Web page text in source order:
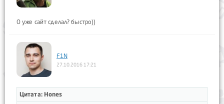
О уже сайт сделал? быстро))
F1N
27.10.2016 17:21
Цитата: Hones